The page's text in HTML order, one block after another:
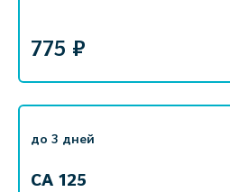
775 ₽
до 3 дней
СА 125